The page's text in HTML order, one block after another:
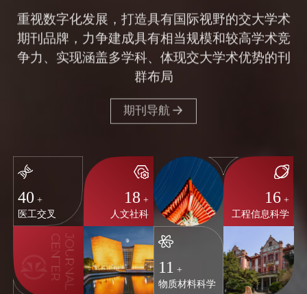
期刊品牌，力争建成具有相当规模和较高学术竞
争力、实现涵盖多学科、体现交大学术优势的刊
群布局
期刊导航
40 +
医工交叉
18 +
人文社科
16 +
工程信息科学
11 +
物质材料科学